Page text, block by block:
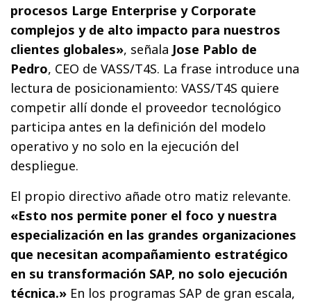
procesos Large Enterprise y Corporate
complejos y de alto impacto para nuestros
clientes globales», señala Jose Pablo de
Pedro, CEO de VASS/T4S. La frase introduce una
lectura de posicionamiento: VASS/T4S quiere
competir allí donde el proveedor tecnológico
participa antes en la definición del modelo
operativo y no solo en la ejecución del
despliegue.
El propio directivo añade otro matiz relevante.
«Esto nos permite poner el foco y nuestra
especialización en las grandes organizaciones
que necesitan acompañamiento estratégico
en su transformación SAP, no solo ejecución
técnica.» En los programas SAP de gran escala,